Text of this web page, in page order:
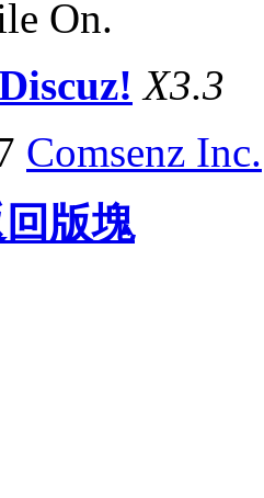
On.
X3.3
Comsenz Inc.
版塊